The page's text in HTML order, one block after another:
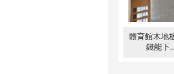
體育館木地
錢能下